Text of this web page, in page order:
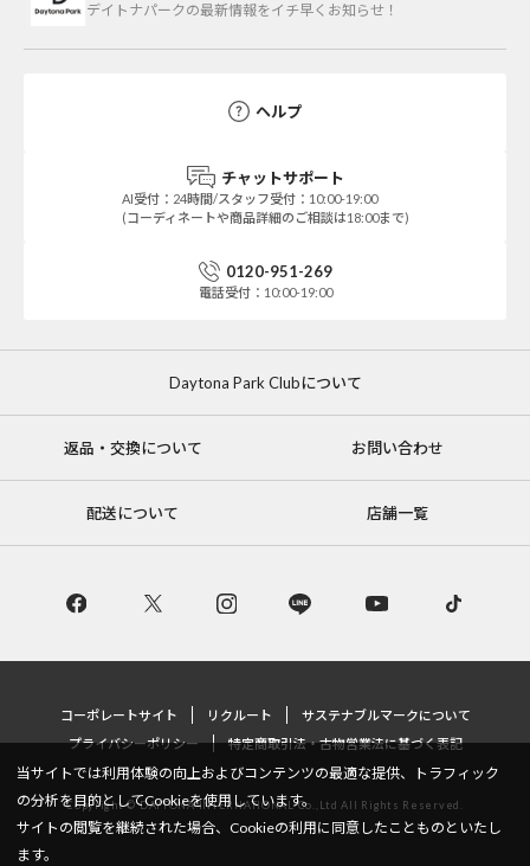
デイトナパークの最新情報をイチ早くお知らせ！
ヘルプ
チャットサポート
AI受付：24時間/スタッフ受付：10:00-19:00
(コーディネートや商品詳細のご相談は18:00まで)
0120-951-269
電話受付：10:00-19:00
Daytona Park Clubについて
返品・交換について お問い合わせ
配送について 店舗一覧
コーポレートサイト リクルート
サステナブルマークについて
プライバシーポリシー
特定商取引法・古物営業法に基づく表記
Copyright © DAYTONA INTERNATIONAL Co.,Ltd All Rights Reserved.
当サイトでは利用体験の向上およびコンテンツの最適な提供、トラフィック
の分析を目的としてCookieを使用しています。
サイトの閲覧を継続された場合、Cookieの利用に同意したことものといたし
ます。